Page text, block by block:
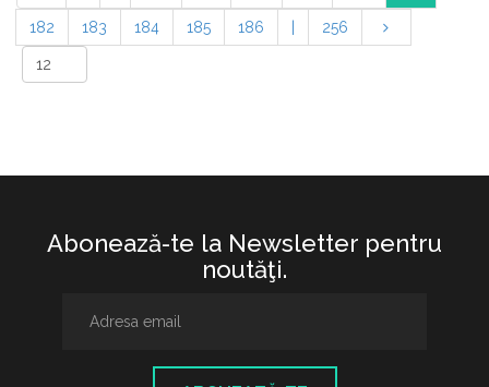
182 183 184 185 186 256
Abonează-te la Newsletter pentru
noutăţi.